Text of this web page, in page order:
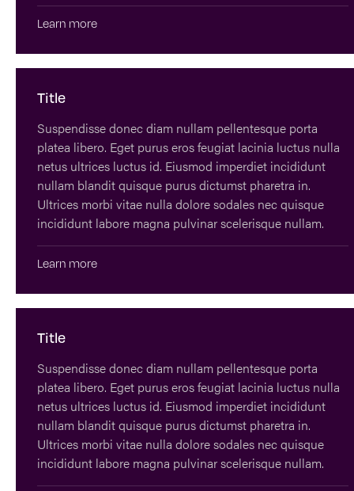
Learn more
Title
Suspendisse donec diam nullam pellentesque porta
platea libero. Eget purus eros feugiat lacinia luctus nulla
netus ultrices luctus id. Eiusmod imperdiet incididunt
nullam blandit quisque purus dictumst pharetra in.
Ultrices morbi vitae nulla dolore sodales nec quisque
incididunt labore magna pulvinar scelerisque nullam.
Learn more
Title
Suspendisse donec diam nullam pellentesque porta
platea libero. Eget purus eros feugiat lacinia luctus nulla
netus ultrices luctus id. Eiusmod imperdiet incididunt
nullam blandit quisque purus dictumst pharetra in.
Ultrices morbi vitae nulla dolore sodales nec quisque
incididunt labore magna pulvinar scelerisque nullam.